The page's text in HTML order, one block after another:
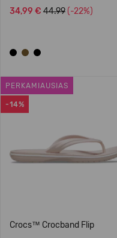
34,99 € 44.99 (-22%)
-14%
PERKAMIAUSIAS
Crocs™ Crocband Flip